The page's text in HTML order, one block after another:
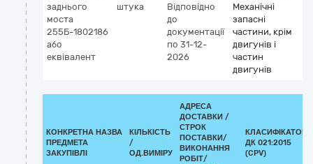
заднього
моста
255Б-1802186
або
еквівалент
штука
Відповідно
до
документації
по 31-12-
2026
Механічні
запасні
частини, крім
двигунів і
частин
двигунів
КОНКРЕТНА НАЗВА
ПРЕДМЕТА
ЗАКУПІВЛІ
КІЛЬКІСТЬ
/
ОД.ВИМІРУ
АДРЕСА
ДОСТАВКИ /
СТРОК
ПОСТАВКИ/
ВИКОНАННЯ
РОБІТ/
КЛАСИФІКАТОР
ДК 021:2015
(CPV)